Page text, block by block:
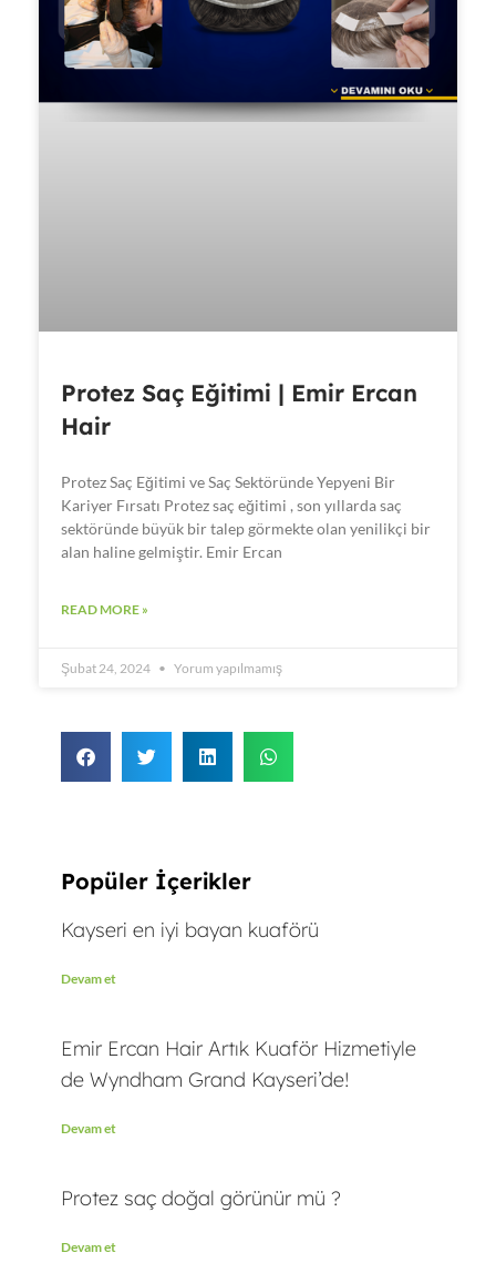
Protez Saç Eğitimi | Emir Ercan
Hair
Protez Saç Eğitimi ve Saç Sektöründe Yepyeni Bir
Kariyer Fırsatı Protez saç eğitimi , son yıllarda saç
sektöründe büyük bir talep görmekte olan yenilikçi bir
alan haline gelmiştir. Emir Ercan
READ MORE »
Şubat 24, 2024 Yorum yapılmamış
Popüler İçerikler
Kayseri en iyi bayan kuaförü
Devam et
Emir Ercan Hair Artık Kuaför Hizmetiyle
de Wyndham Grand Kayseri’de!
Devam et
Protez saç doğal görünür mü ?
Devam et